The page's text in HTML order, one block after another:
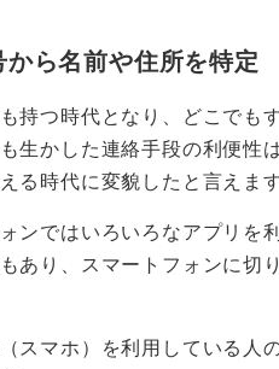
ら名前や住所を特定
持つ時代となり、どこでも
生かした連絡手段の利便性
る時代に変貌したと言えます
ンではいろいろなアプリを
あり、スマートフォンに切
スマホ）を利用している人